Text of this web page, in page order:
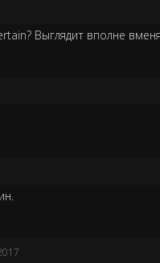
Выглядит вполне